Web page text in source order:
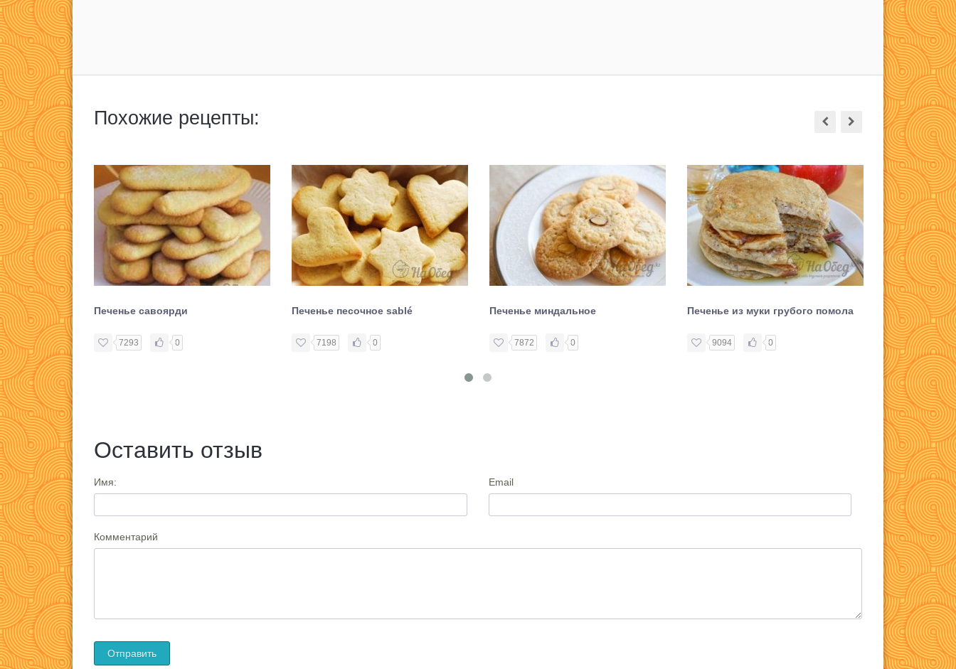
Похожие рецепты:
Печенье савоярди
7293 0
Печенье песочное sablé
7198 0
Печенье миндальное
7872 0
Печенье из муки грубого помола
9094 0
Печенье Oreo
6618
Оставить отзыв
Имя: Email
Комментарий